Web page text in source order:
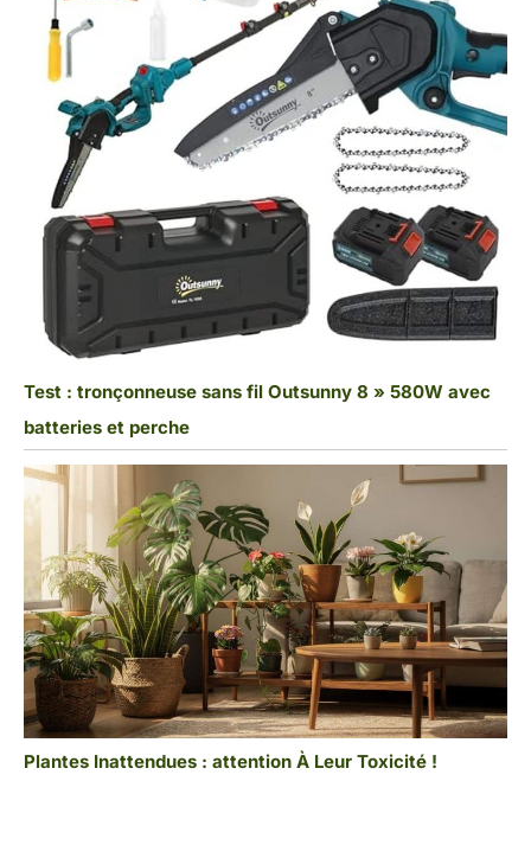
Test : tronçonneuse sans fil Outsunny 8 » 580W avec
batteries et perche
Plantes Inattendues : attention À Leur Toxicité !